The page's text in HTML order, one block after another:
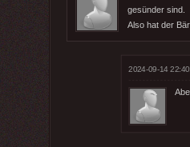
gesünder sind.
Also hat der
2024-09-14